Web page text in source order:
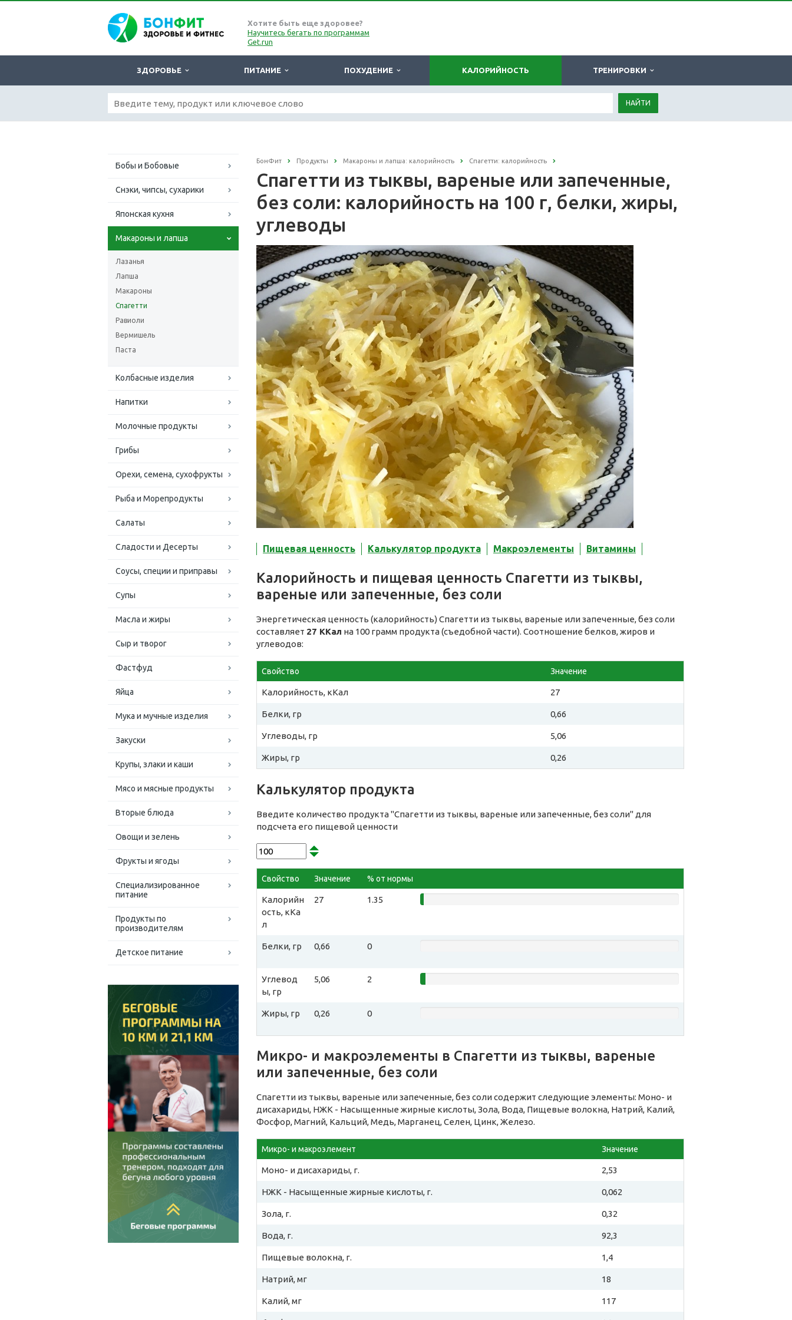
Хотите быть еще здоровее?
Научитесь бегать по программам
Get.run
ЗДОРОВЬЕ ПИТАНИЕ ПОХУДЕНИЕ КАЛОРИЙНОСТЬ ТРЕНИРОВКИ
НАЙТИ
Бобы и Бобовые
Снэки, чипсы, сухарики
Японская кухня
Макароны и лапша
Лазанья
Лапша
Макароны
Спагетти
Равиоли
Вермишель
Паста
Колбасные изделия
Напитки
Молочные продукты
Грибы
Орехи, семена, сухофрукты
Рыба и Морепродукты
Салаты
Сладости и Десерты
Соусы, специи и приправы
Супы
Масла и жиры
Сыр и творог
Фастфуд
Яйца
Мука и мучные изделия
Закуски
Крупы, злаки и каши
Мясо и мясные продукты
Вторые блюда
Овощи и зелень
Фрукты и ягоды
Специализированное
питание
Продукты по
производителям
Детское питание
БонФит Продукты Макароны и лапша: калорийность Спагетти: калорийность
Спагетти из тыквы, вареные или запеченные,
без соли: калорийность на 100 г, белки, жиры,
углеводы
Пищевая ценность Калькулятор продукта Макроэлементы Витамины
Калорийность и пищевая ценность Спагетти из тыквы,
вареные или запеченные, без соли
Энергетическая ценность (калорийность) Спагетти из тыквы, вареные или запеченные, без соли
составляет 27 ККал на 100 грамм продукта (съедобной части). Соотношение белков, жиров и
углеводов:
Свойство Значение
Калорийность, кКал 27
Белки, гр 0,66
Углеводы, гр 5,06
Жиры, гр 0,26
Калькулятор продукта
Введите количество продукта "Спагетти из тыквы, вареные или запеченные, без соли" для
подсчета его пищевой ценности
Свойство Значение % от нормы
Калорийн
ость, кКа
л
27 1.35
Белки, гр 0,66 0
Углевод
ы, гр
5,06 2
Жиры, гр 0,26 0
Микро- и макроэлементы в Спагетти из тыквы, вареные
или запеченные, без соли
Спагетти из тыквы, вареные или запеченные, без соли содержит следующие элементы: Моно- и
дисахариды, НЖК - Насыщенные жирные кислоты, Зола, Вода, Пищевые волокна, Натрий, Калий,
Фосфор, Магний, Кальций, Медь, Марганец, Селен, Цинк, Железо.
Микро- и макроэлемент Значение
Моно- и дисахариды, г. 2,53
НЖК - Насыщенные жирные кислоты, г. 0,062
Зола, г. 0,32
Вода, г. 92,3
Пищевые волокна, г. 1,4
Натрий, мг 18
Калий, мг 117